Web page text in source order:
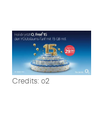
Credits: o2